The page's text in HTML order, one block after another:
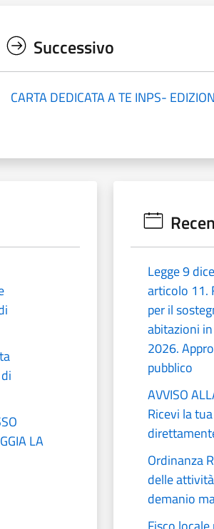
Successivo
CARTA DEDICATA A TE INPS-
LA
Legge 9
articolo 11.
per il
abitazioni
2026.
pubblico
AVVISO
Ricevi la
Ordinanza
delle
demanio